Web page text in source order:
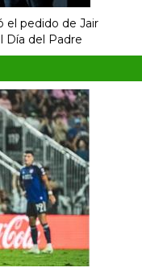
el pedido de Jair
Día del Padre